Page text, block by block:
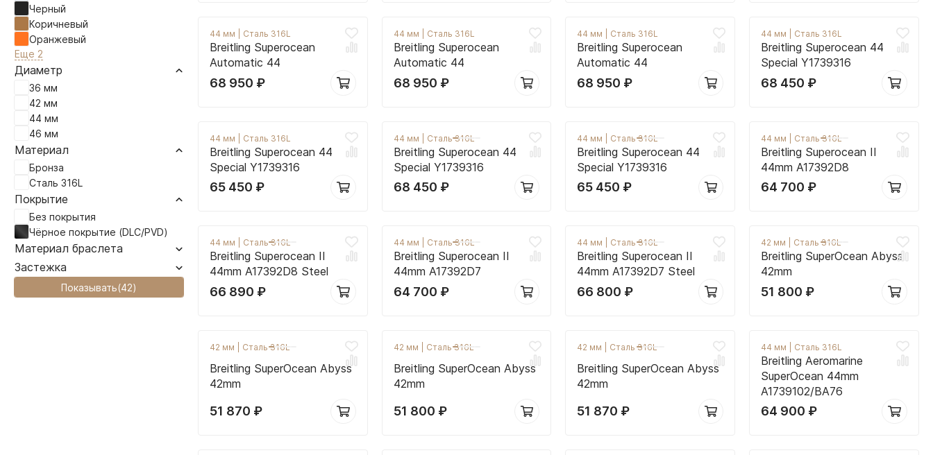
44 мм Сталь 316L
Breitling Superocean
Automatic 44
68 950 ₽
44 мм Сталь 316L
Breitling Superocean
Automatic 44
68 950 ₽
44 мм Сталь 316L
Breitling Superocean
Automatic 44
68 950 ₽
44 мм Сталь 316L
Breitling Superocean 44
Special Y1739316
68 450 ₽
44 мм Сталь 316L
Breitling Superocean 44
Special Y1739316
65 450 ₽
44 мм Сталь 316L
Breitling Superocean 44
Special Y1739316
68 450 ₽
44 мм Сталь 316L
Breitling Superocean 44
Special Y1739316
65 450 ₽
44 мм Сталь 316L
Breitling Superocean II
44mm A17392D8
64 700 ₽
44 мм Сталь 316L
Breitling Superocean II
44mm A17392D8 Steel
66 890 ₽
44 мм Сталь 316L
Breitling Superocean II
44mm A17392D7
64 700 ₽
44 мм Сталь 316L
Breitling Superocean II
44mm A17392D7 Steel
66 800 ₽
42 мм Сталь 316L
Breitling SuperOcean Abyss
42mm
51 800 ₽
42 мм Сталь 316L
Breitling SuperOcean Abyss
42mm
51 870 ₽
42 мм Сталь 316L
Breitling SuperOcean Abyss
42mm
51 800 ₽
42 мм Сталь 316L
Breitling SuperOcean Abyss
42mm
51 870 ₽
44 мм Сталь 316L
Breitling Aeromarine
SuperOcean 44mm
A1739102/BA76
64 900 ₽
Черный
Коричневый
Оранжевый
Еще 2
Диаметр
36 мм
42 мм
44 мм
46 мм
Материал
Бронза
Сталь 316L
Покрытие
Без покрытия
Чёрное покрытие (DLC/PVD)
Материал браслета
Застежка
Показывать(42)